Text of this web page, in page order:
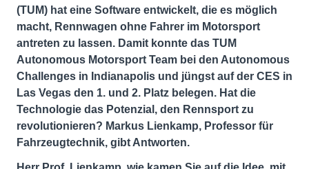
(TUM) hat eine Software entwickelt, die es möglich
macht, Rennwagen ohne Fahrer im Motorsport
antreten zu lassen. Damit konnte das TUM
Autonomous Motorsport Team bei den Autonomous
Challenges in Indianapolis und jüngst auf der CES in
Las Vegas den 1. und 2. Platz belegen. Hat die
Technologie das Potenzial, den Rennsport zu
revolutionieren? Markus Lienkamp, Professor für
Fahrzeugtechnik, gibt Antworten.